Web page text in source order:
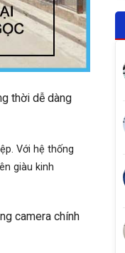
thời dễ dàng
Với hệ thống
giàu kinh
camera chính